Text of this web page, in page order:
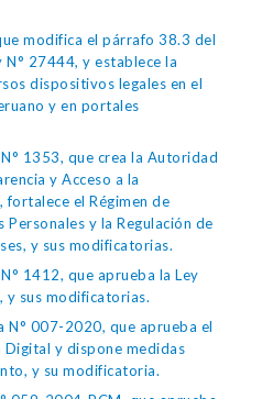
modifica el párrafo 38.3 del
27444, y establece la
dispositivos legales en el
y en portales
1353, que crea la Autoridad
y Acceso a la
fortalece el Régimen de
y la Regulación de
y sus modificatorias.
1412, que aprueba la Ley
sus modificatorias.
N° 007-2020, que aprueba el
Digital y dispone medidas
y su modificatoria.